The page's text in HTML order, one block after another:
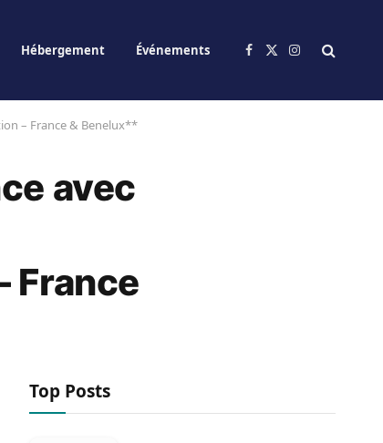
Hébergement Événements Facebook
X
Instagram
– France & Benelux**
avec
France
Top Posts